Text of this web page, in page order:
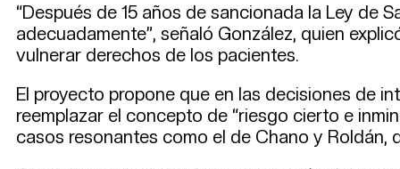
“Después de 15 años de sancionada la Ley
adecuadamente”, señaló González, quien
vulnerar derechos de los pacientes.
El proyecto propone que en las decisiones de
reemplazar el concepto de “riesgo cierto e
casos resonantes como el de Chano y